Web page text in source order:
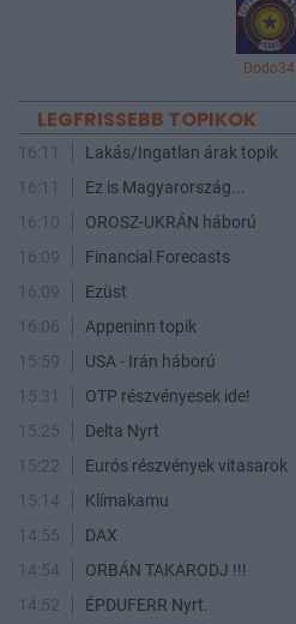
Dodo34
LEGFRISSEBB TOPIKOK
16:11
Lakás/Ingatlan árak topik
16:11
Ez is Magyarország...
16:10
OROSZ-UKRÁN háború
16:09
Financial Forecasts
16:09
Ezüst
16:06
Appeninn topik
15:59
USA - Irán háború
15:31
OTP részvényesek ide!
15:25
Delta Nyrt
15:22
Eurós részvények vitasarok
15:14
Klímakamu
14:55
DAX
14:54
ORBÁN TAKARODJ !!!
14:52
ÉPDUFERR Nyrt.